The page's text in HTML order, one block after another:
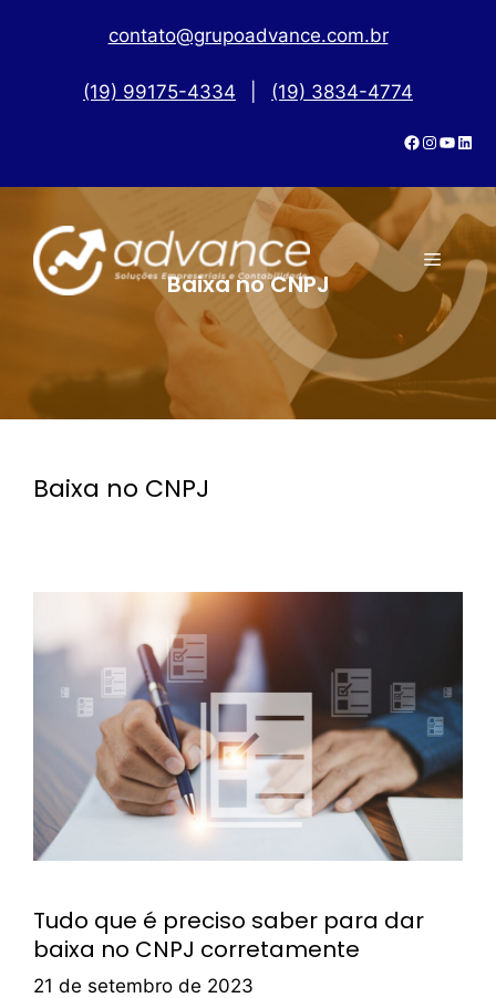
contato@grupoadvance.com.br
(19) 99175-4334 (19) 3834-4774
Baixa no CNPJ
Baixa no CNPJ
Tudo que é preciso saber para dar
baixa no CNPJ corretamente
21 de setembro de 2023